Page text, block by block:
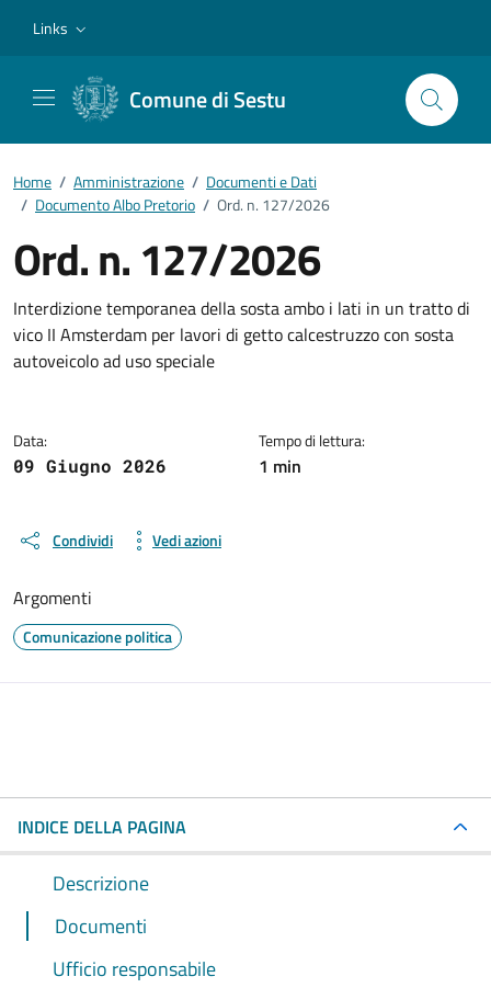
Links
Comune di Sestu
Home / Amministrazione / Documenti e Dati
/ Documento Albo Pretorio / Ord. n. 127/2026
Ord. n. 127/2026
Dettagli del documento
Interdizione temporanea della sosta ambo i lati in un tratto di
vico II Amsterdam per lavori di getto calcestruzzo con sosta
autoveicolo ad uso speciale
Data:
09 Giugno 2026
Tempo di lettura:
1 min
Condividi Vedi azioni
Argomenti
Comunicazione politica
INDICE DELLA PAGINA
Descrizione
Documenti
Ufficio responsabile